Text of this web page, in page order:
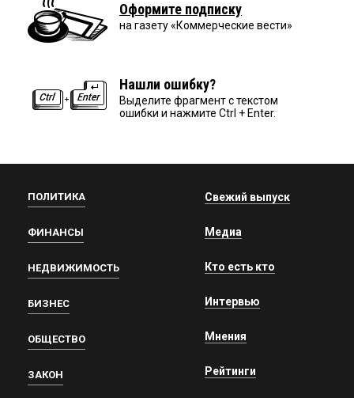
Оформите подписку
на газету «Коммерческие вести»
Нашли ошибку?
Выделите фрагмент с текстом
ошибки и нажмите Ctrl + Enter.
ПОЛИТИКА
ФИНАНСЫ
НЕДВИЖИМОСТЬ
БИЗНЕС
ОБЩЕСТВО
ЗАКОН
Свежий выпуск
Медиа
Кто есть кто
Интервью
Мнения
Рейтинги